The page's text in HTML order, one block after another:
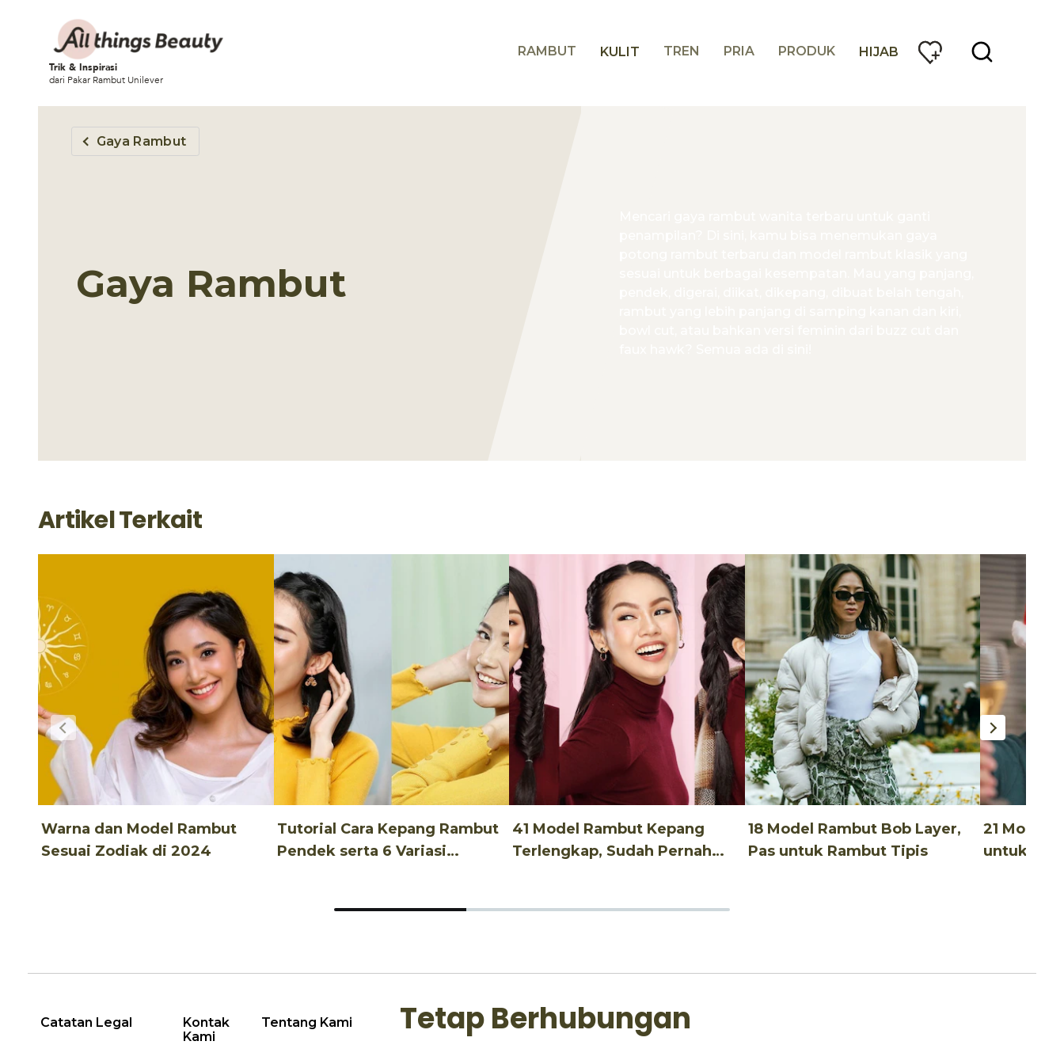
Trik & Inspirasi
dari Pakar Rambut Unilever
RAMBUT KULIT TREN PRIA PRODUK HIJAB
Gaya Rambut
Gaya Rambut
Artikel Terkait
Warna dan Model Rambut
Sesuai Zodiak di 2024
Tutorial Cara Kepang Rambut
Pendek serta 6 Variasi
41 Model Rambut Kepang
Terlengkap, Sudah Pernah
18 Model Rambut Bob Layer,
Pas untuk Rambut Tipis
21 Model
untuk
Catatan Legal
Kontak
Kami
Tentang Kami Tetap Berhubungan